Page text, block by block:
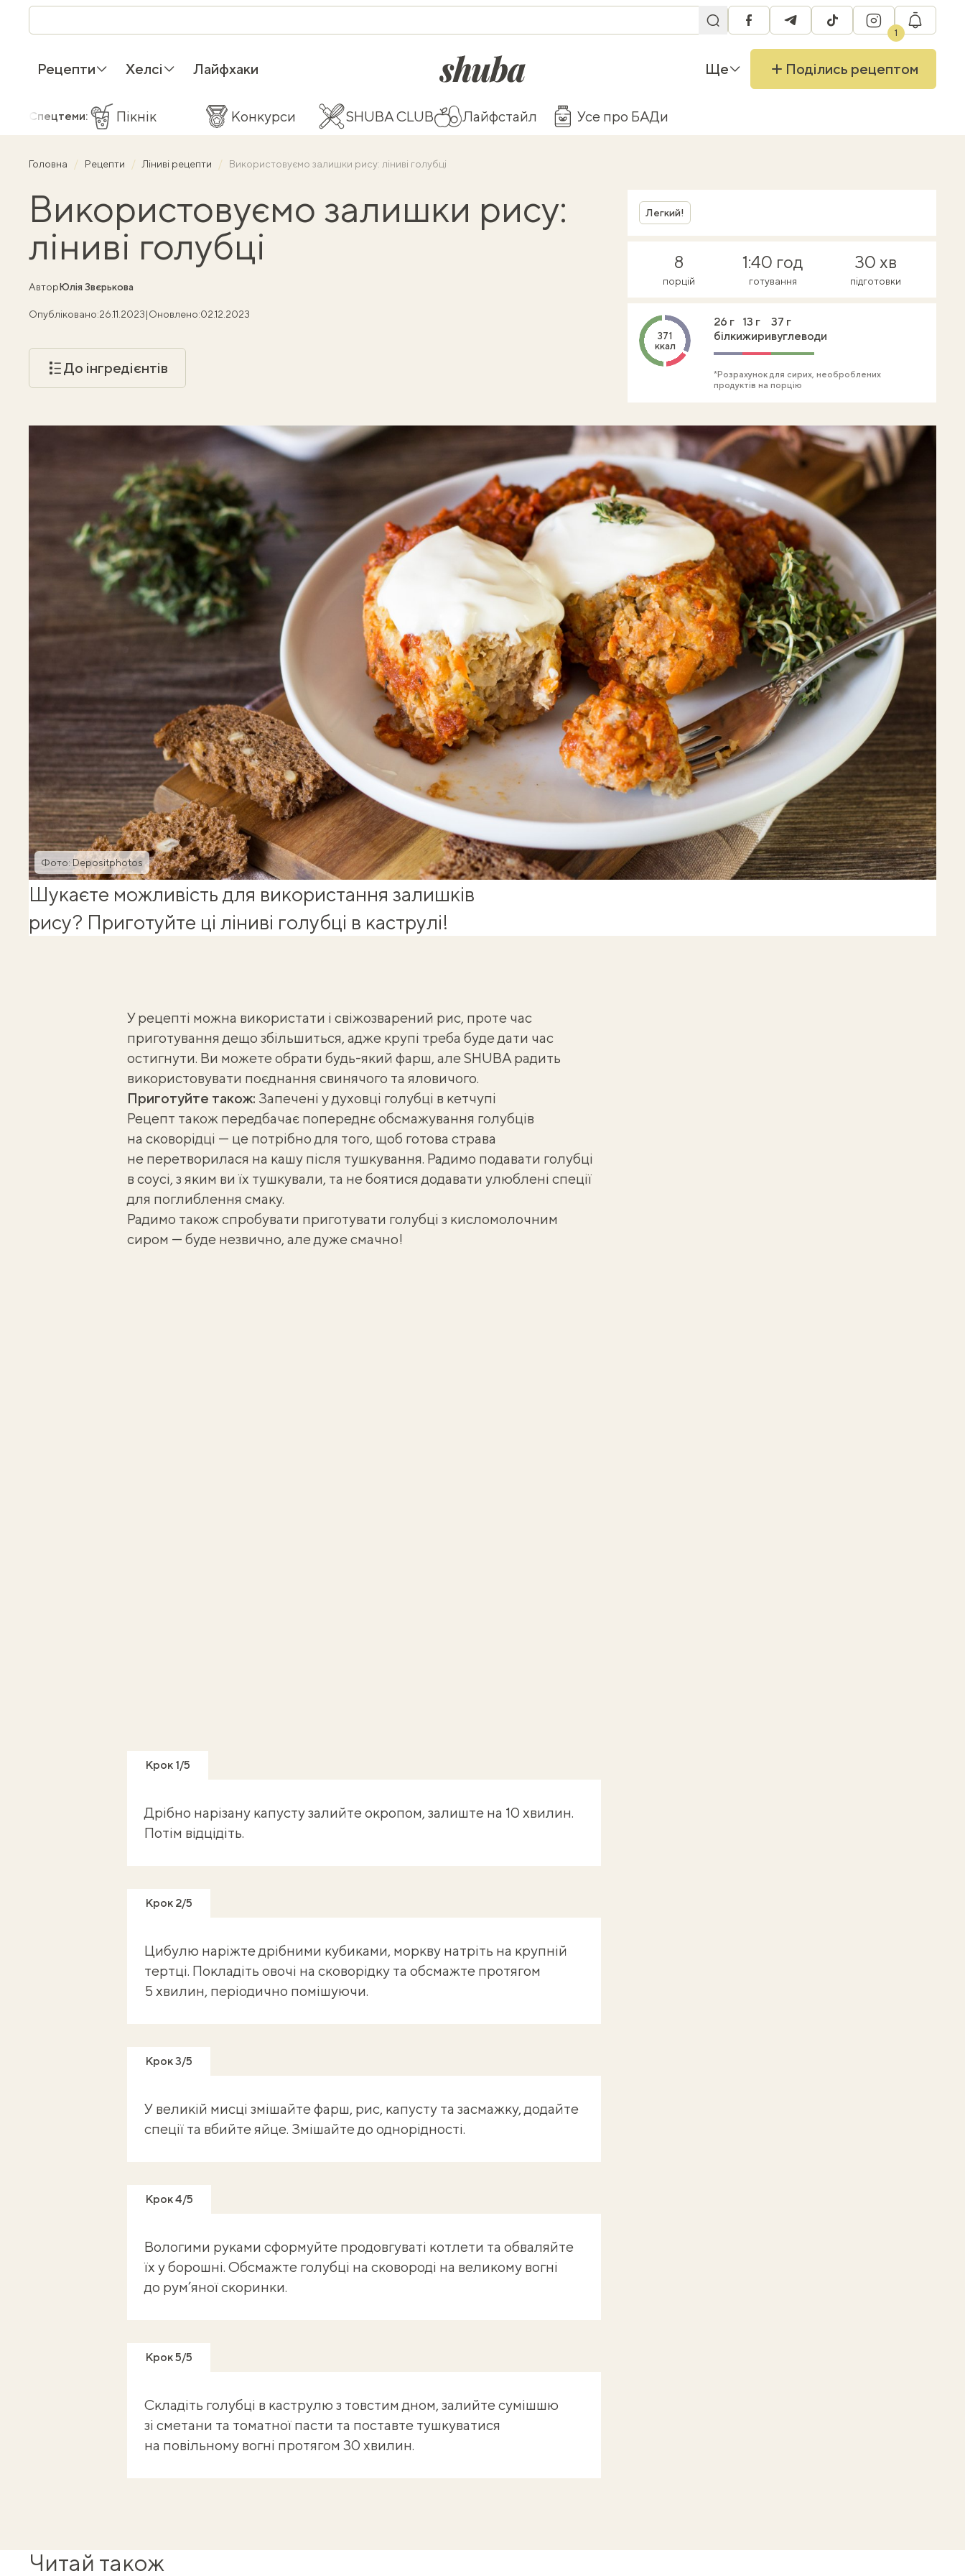
facebooktelegramtiktok instagram
1
Рецепти Хелсі Лайфхаки shuba.life Ще Поділись рецептом
Спецтеми: Пікнік Конкурси SHUBA CLUB Лайфстайл Усе про БАДи
Головна Рецепти Ліниві рецепти Використовуємо залишки рису: ліниві голубці
Використовуємо залишки рису:
ліниві голубці
АвторЮлія Звєрькова
Опубліковано:26.11.2023|Оновлено:02.12.2023
До інгредієнтів
Фото: Depositphotos
Легкий!
8
порцій
1:40 год
готування
30 хв
підготовки
371
ккал
26 г
білки
13 г
жири
37 г
вуглеводи
*Розрахунок для сирих, необроблених
продуктів на порцію
Шукаєте можливість для використання залишків
рису? Приготуйте ці ліниві голубці в каструлі!
У рецепті можна використати і свіжозварений рис, проте час
приготування дещо збільшиться, адже крупі треба буде дати час
остигнути. Ви можете обрати будь-який фарш, але SHUBA радить
використовувати поєднання свинячого та яловичого.
Приготуйте також: Запечені у духовці голубці в кетчупі
Рецепт також передбачає попереднє обсмажування голубців
на сковорідці — це потрібно для того, щоб готова страва
не перетворилася на кашу після тушкування. Радимо подавати голубці
в соусі, з яким ви їх тушкували, та не боятися додавати улюблені спеції
для поглиблення смаку.
Радимо також спробувати приготувати голубці з кисломолочним
сиром — буде незвично, але дуже смачно!
Крок 1/5
Дрібно нарізану капусту залийте окропом, залиште на 10 хвилин.
Потім відцідіть.
Крок 2/5
Цибулю наріжте дрібними кубиками, моркву натріть на крупній
тертці. Покладіть овочі на сковорідку та обсмажте протягом
5 хвилин, періодично помішуючи.
Крок 3/5
У великій мисці змішайте фарш, рис, капусту та засмажку, додайте
спеції та вбийте яйце. Змішайте до однорідності.
Крок 4/5
Вологими руками сформуйте продовгуваті котлети та обваляйте
їх у борошні. Обсмажте голубці на сковороді на великому вогні
до рум’яної скоринки.
Крок 5/5
Складіть голубці в каструлю з товстим дном, залийте сумішшю
зі сметани та томатної пасти та поставте тушкуватися
на повільному вогні протягом 30 хвилин.
Читай також